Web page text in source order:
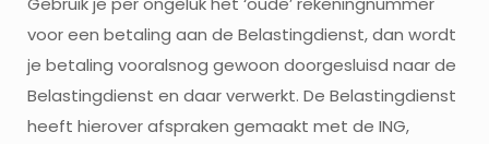
voor een betaling aan de Belastingdienst, dan wordt
je betaling vooralsnog gewoon doorgesluisd naar de
Belastingdienst en daar verwerkt. De Belastingdienst
heeft hierover afspraken gemaakt met de ING,